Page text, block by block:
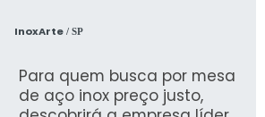
InoxArte/ SP
Para quem busca por mesa
de aço inox preço justo,